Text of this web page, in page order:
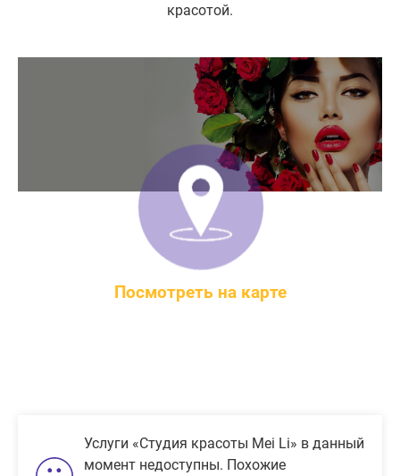
красотой.
Посмотреть на карте
Услуги «Студия красоты Mei Li» в данный
момент недоступны. Похожие